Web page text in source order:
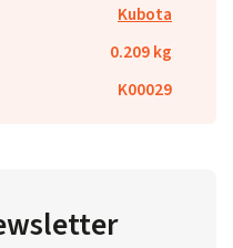
Kubota
0.209 kg
K00029